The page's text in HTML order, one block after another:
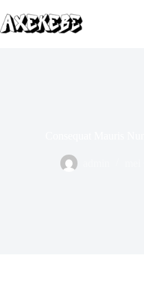
naar
de